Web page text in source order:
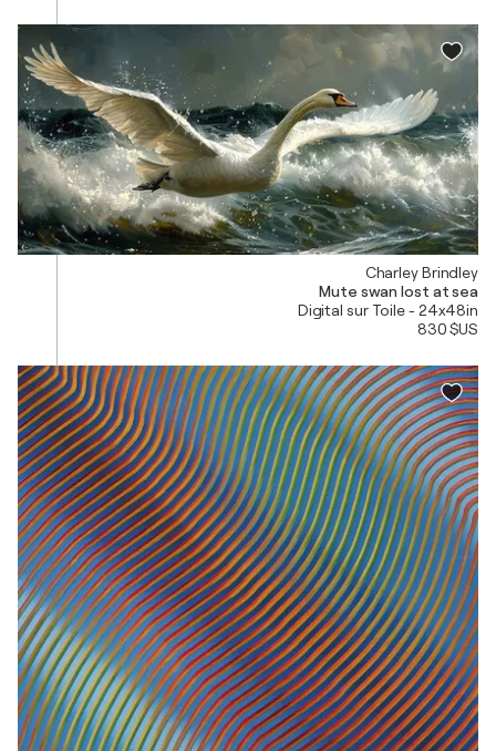
Charley Brindley
Mute swan lost at sea
Digital sur Toile - 24x48in
830 $US